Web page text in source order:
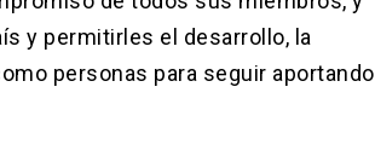
y permitirles el desarrollo, la
personas para seguir aportando